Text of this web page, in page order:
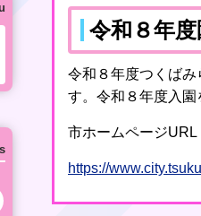
令和８年
令和８年度つくば
す。令和８年度入園
市ホームページURL
https://
次の月へ